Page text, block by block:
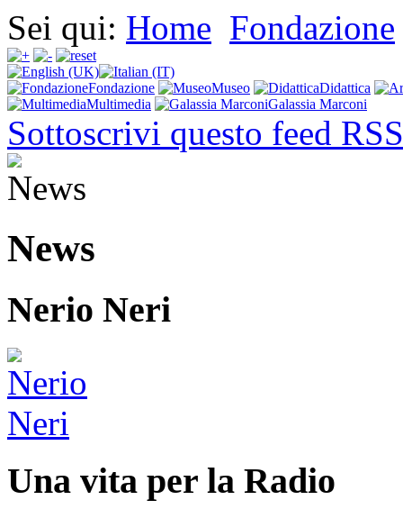
Sei qui: Home Fondazione
Fondazione Museo
Didattica
Multimedia
Galassia Marconi
Sottoscrivi questo feed RSS
News
Nerio Neri
Una vita per la Radio